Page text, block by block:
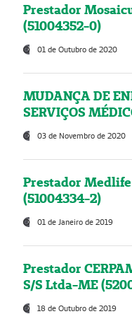
Prestador
(51004352-0)
01 de Outubro de 2020
MUDANÇA DE
SERVIÇOS
03 de Novembro de 2020
Prestador
(51004334-2)
01 de Janeiro de 2019
Prestador
S/S Ltda-ME
18 de Outubro de 2019